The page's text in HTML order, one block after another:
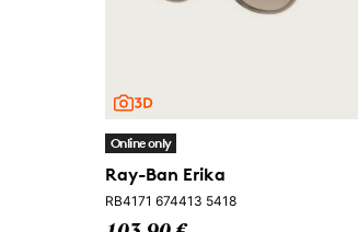
Online only
Ray-Ban Erika
RB4171 674413 5418